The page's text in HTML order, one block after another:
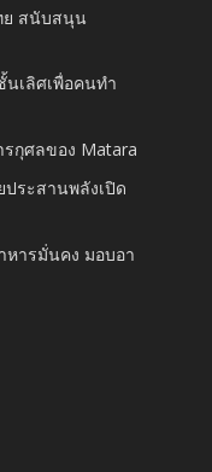
ย สนับสนุน
นเลิศเพื่อคนทำ
รกุศลของ Matara
ระสานพลังเปิด
หารมั่นคง มอบอา